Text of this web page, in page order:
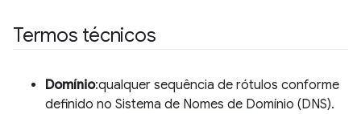
Termos técnicos
Domínio:qualquer sequência de rótulos conforme
definido no Sistema de Nomes de Domínio (DNS).